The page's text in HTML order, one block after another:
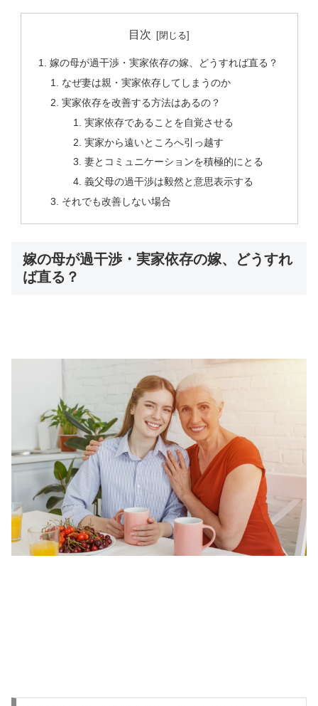
目次
嫁の母が過干渉・実家依存の嫁、どうすれば直る？
なぜ妻は親・実家依存してしまうのか
実家依存を改善する方法はあるの？
実家依存であることを自覚させる
実家から遠いところへ引っ越す
妻とコミュニケーションを積極的にとる
義父母の過干渉は毅然と意思表示する
それでも改善しない場合
嫁の母が過干渉・実家依存の嫁、どうすれ
ば直る？